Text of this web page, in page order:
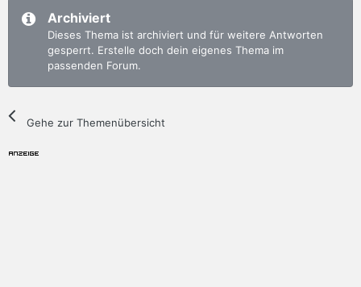
Archiviert
Dieses Thema ist archiviert und für weitere Antworten
gesperrt. Erstelle doch dein eigenes Thema im
passenden Forum.
Gehe zur Themenübersicht